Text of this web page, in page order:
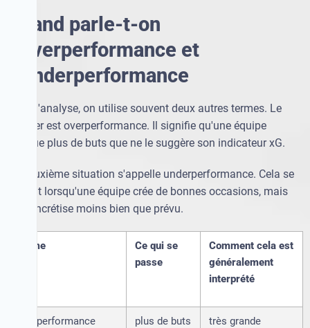
Quand parle-t-on
d'overperformance et
d'underperformance
Dans l'analyse, on utilise souvent deux autres termes. Le
premier est overperformance. Il signifie qu'une équipe
marque plus de buts que ne le suggère son indicateur xG.
La deuxième situation s'appelle underperformance. Cela se
produit lorsqu'une équipe crée de bonnes occasions, mais
les concrétise moins bien que prévu.
Terme
Ce qui se
passe
Comment cela est
généralement
interprété
Overperformance
plus de buts
très grande